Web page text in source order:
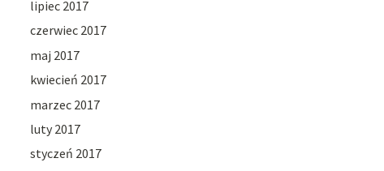
lipiec 2017
czerwiec 2017
maj 2017
kwiecień 2017
marzec 2017
luty 2017
styczeń 2017